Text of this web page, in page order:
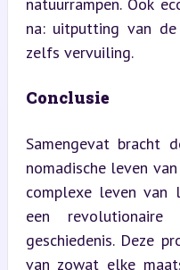
na: uitputting van
zelfs vervuiling.
Conclusie
Samengevat bracht
nomadische leven
complexe leven van
een
geschiedenis. Deze
van zowat elke